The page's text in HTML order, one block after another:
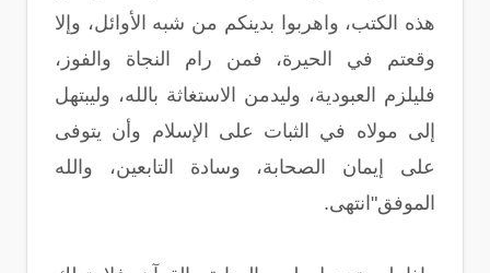
هذه الكتب، واهربوا بدينكم من شبه الأوائل، وإلا
وقعتم في الحيرة، فمن رام النجاة والفوز،
فليلزم العبودية، وليدمن الاستغاثة بالله، وليبتهل
إلى مولاه في الثبات على الإسلام وأن يتوفى
على إيمان الصحابة، وسادة التابعين، والله
الموفق"انتهى.